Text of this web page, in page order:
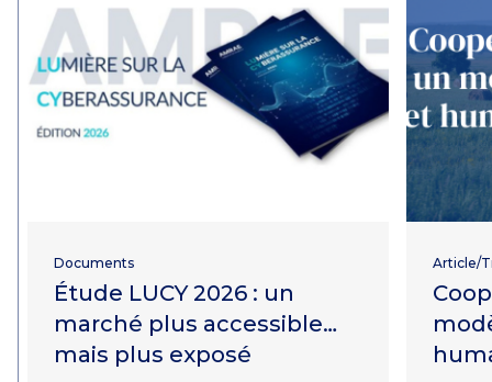
Documents
Étude LUCY 2026 : un
marché plus accessible…
mais plus exposé
Article/